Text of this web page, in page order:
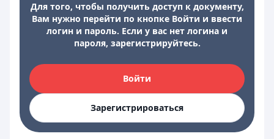
Для того, чтобы получить доступ к документу,
Вам нужно перейти по кнопке Войти и ввести
логин и пароль. Если у вас нет логина и
пароля, зарегистрируйтесь.
Войти
Зарегистрироваться